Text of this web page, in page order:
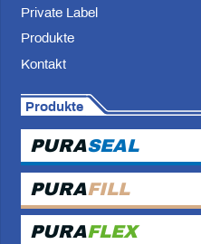
Private Label
Produkte
Kontakt
Produkte
PURASEAL
PURAFILL
PURAFLEX